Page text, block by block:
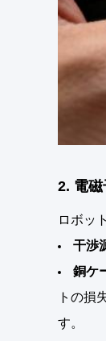
2. 電
ロボッ
干渉
銅ケ
トの損
す。